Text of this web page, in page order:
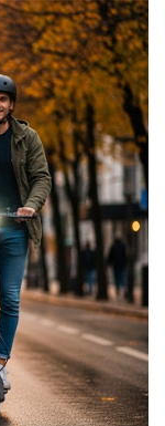
אשפוז פסיכיאטרי